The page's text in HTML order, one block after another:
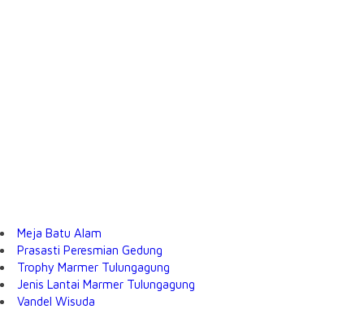
Meja Batu Alam
Prasasti Peresmian Gedung
Trophy Marmer Tulungagung
Jenis Lantai Marmer Tulungagung
Vandel Wisuda